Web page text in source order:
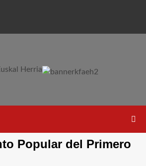
Popular del Primero